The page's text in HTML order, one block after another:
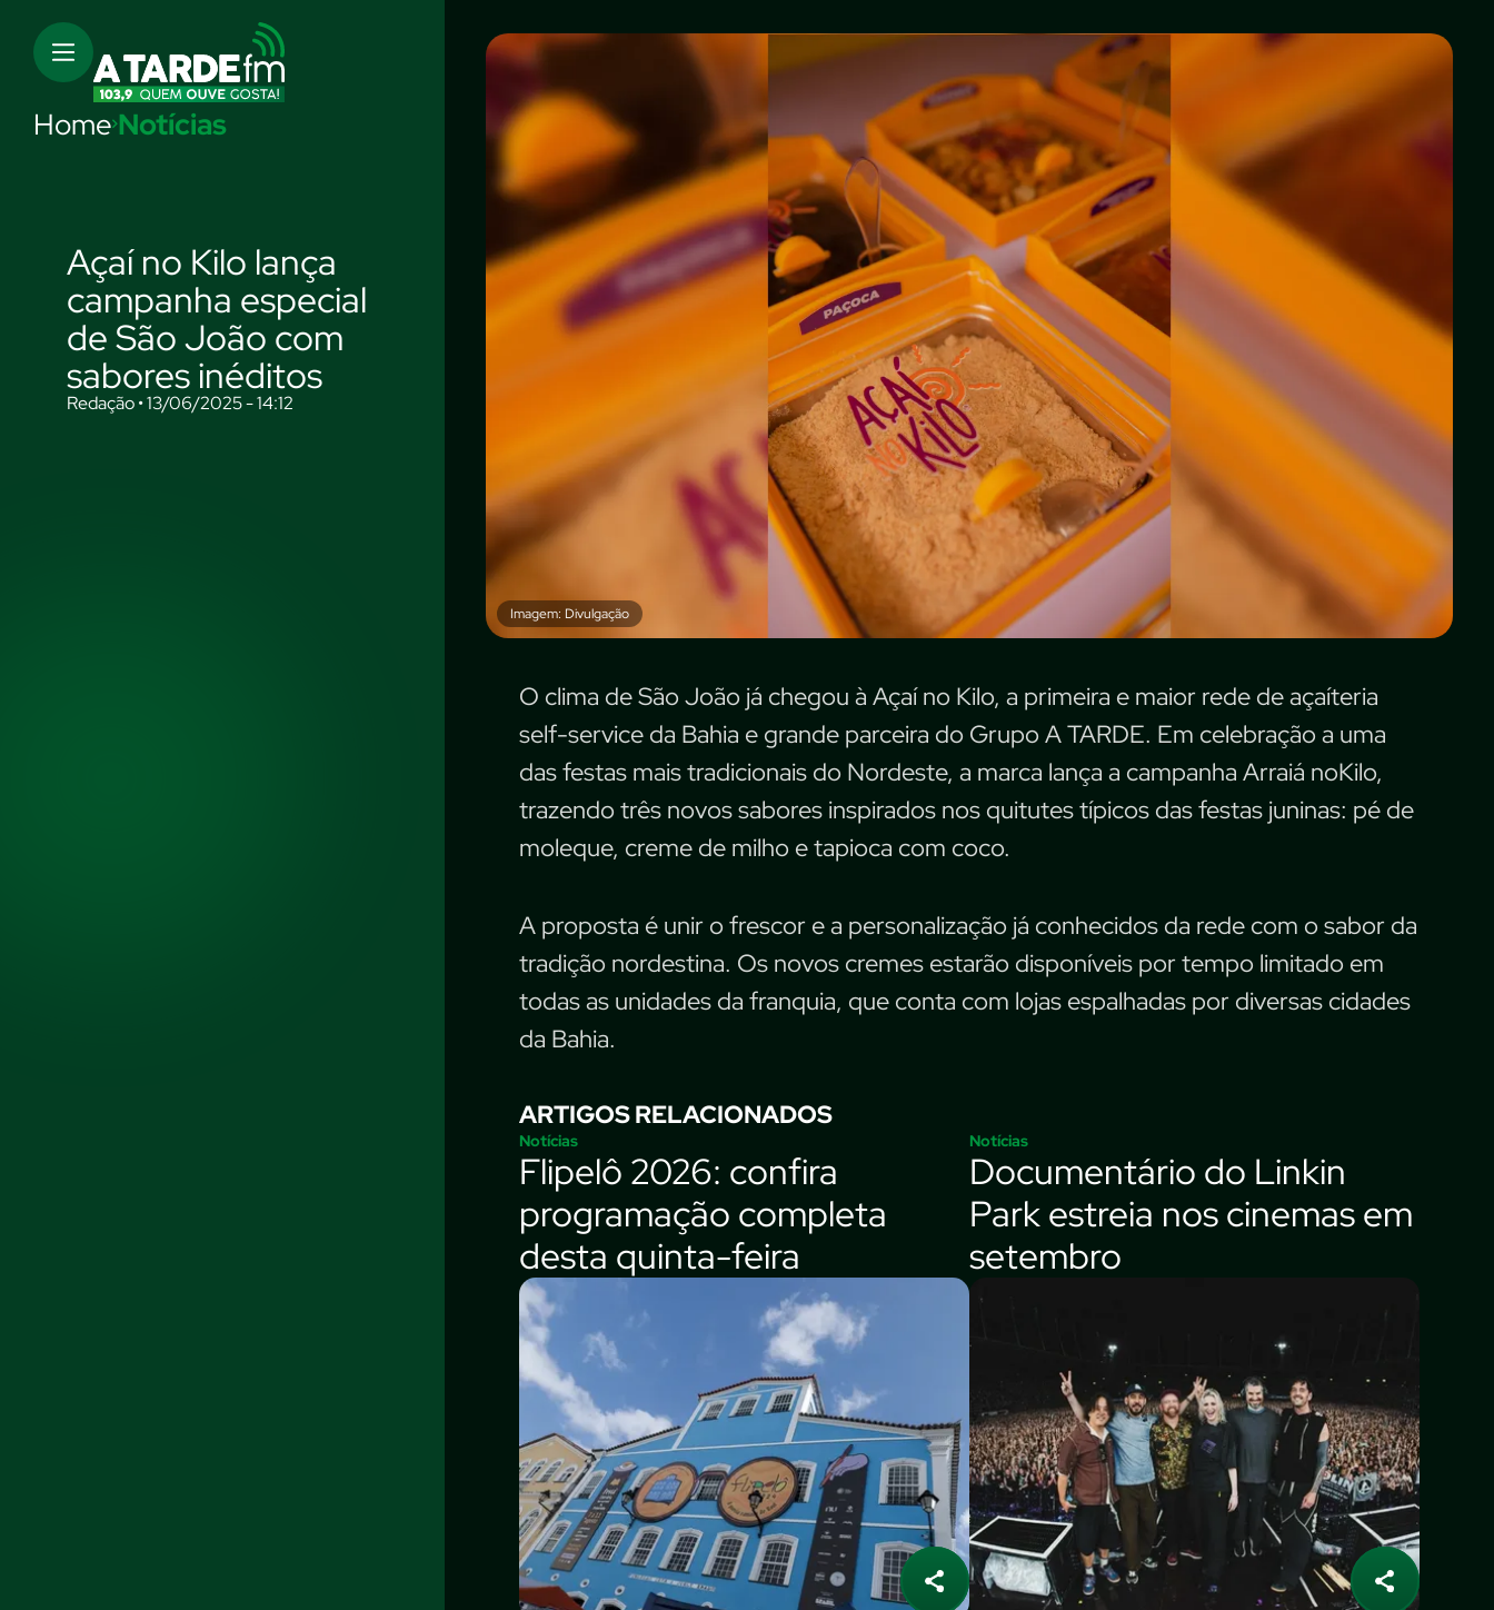
Home Notícias
Açaí no Kilo lança
campanha especial
de São João com
sabores inéditos
Redação • 13/06/2025 - 14:12
Imagem: Divulgação
O clima de São João já chegou à Açaí no Kilo, a primeira e maior rede de açaíteria
self-service da Bahia e grande parceira do Grupo A TARDE. Em celebração a uma
das festas mais tradicionais do Nordeste, a marca lança a campanha Arraiá noKilo,
trazendo três novos sabores inspirados nos quitutes típicos das festas juninas: pé de
moleque, creme de milho e tapioca com coco.
A proposta é unir o frescor e a personalização já conhecidos da rede com o sabor da
tradição nordestina. Os novos cremes estarão disponíveis por tempo limitado em
todas as unidades da franquia, que conta com lojas espalhadas por diversas cidades
da Bahia.
ARTIGOS RELACIONADOS
Notícias
Flipelô 2026: confira
programação completa
desta quinta-feira
Notícias
Documentário do Linkin
Park estreia nos cinemas em
setembro